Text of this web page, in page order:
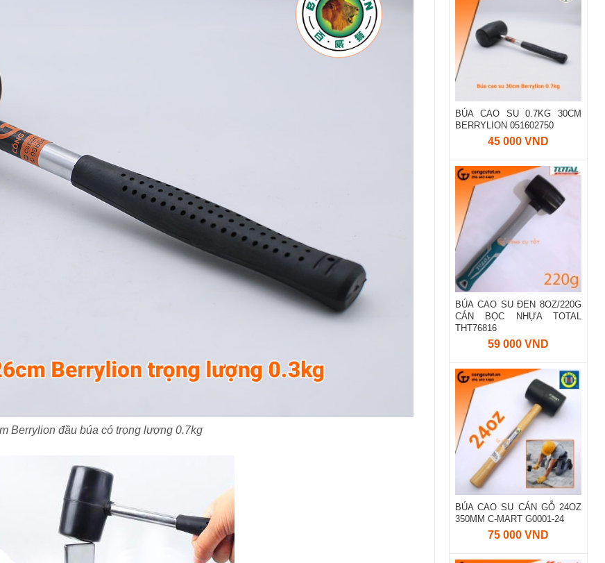
Berrylion đầu búa có trọng lượng 0.7kg
BÚA CAO SU 0.7KG 30CM
BERRYLION 051602750
45 000 VND
BÚA CAO SU ĐEN 8OZ/220G
CÁN BỌC NHỰA TOTAL
THT76816
59 000 VND
BÚA CAO SU CÁN GỖ 24OZ
350MM C-MART G0001-24
75 000 VND